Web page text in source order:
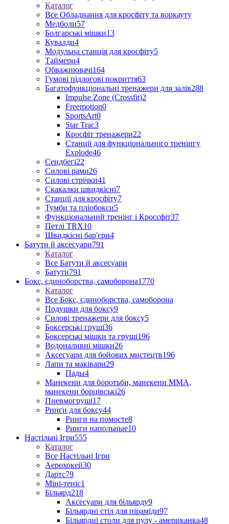
Каталог
Все Обладнання для кросфіту та воркауту
Медболи57
Болгарські мішки13
Кувалди4
Модульна станція для кросфіту5
Таймери4
Обважнювачі164
Гумові підлогові покриття63
Багатофункціональні тренажери для залів288
Impulse Zone (Crossfit)2
Freemotion0
SportsArt0
Star Trac3
Кросфіт тренажери22
Станції для функціонального тренінгу
Explode46
Сендбегі22
Силові рами26
Силові стрічки41
Скакалки швидкісні7
Станції для кросфіту7
Тумби та пліобокси5
Функціональний тренінг і Кроссфіт37
Петлі TRX10
Швидкісні бар'єри4
Батути й аксесуари791
Каталог
Все Батути й аксесуари
Батути791
Бокс, єдиноборства, самоборона1770
Каталог
Все Бокс, єдиноборства, самоборона
Подушки для боксу9
Силові тренажери для боксу5
Боксерські груші36
Боксерські мішки та груші196
Водоналивні мішки26
Аксесуари для бойових мистецтв196
Лапи та маківари29
Пады4
Манекени для боротьби, манекени ММА,
манекени борцівські26
Пневмогруші17
Ринги для боксу44
Ринги на помосте8
Ринги напольные10
Настільні Ігри555
Каталог
Все Настільні Ігри
Аерохокей30
Дартс79
Міні-теніс1
Більярд218
Аксесуари для більярду9
Більярдні стіл для піраміди97
Більярдні столи для пулу - американка48